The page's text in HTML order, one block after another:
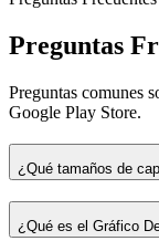
Preguntas
Preguntas comunes
Google Play Store.
¿Qué tamaños de
¿Qué es el Gráfico